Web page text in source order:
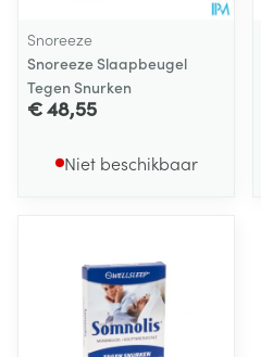
Snoreeze
Snoreeze Slaapbeugel
Tegen Snurken
€ 48,55
Niet beschikbaar